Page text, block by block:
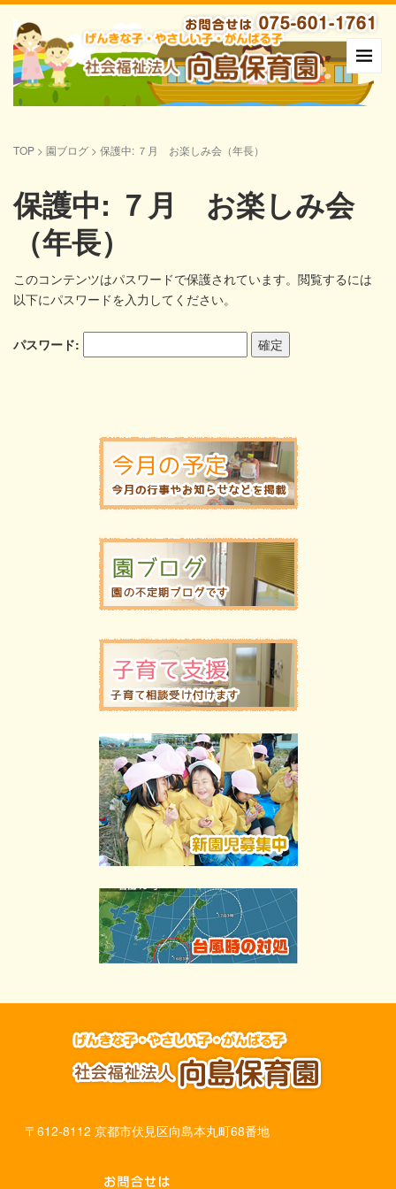
TOP > 園ブログ > 保護中: ７月 お楽しみ会（年長）
保護中: ７月 お楽しみ会
（年長）
このコンテンツはパスワードで保護されています。閲覧するには
以下にパスワードを入力してください。
パスワード:
〒612-8112 京都市伏見区向島本丸町68番地